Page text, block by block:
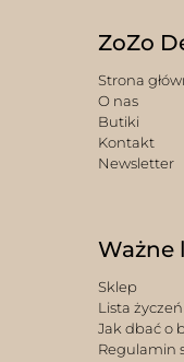
ZoZo
Strona
O nas
Butiki
Kontakt
Newsletter
Ważne
Sklep
Lista życzeń
Jak dbać o
Regulamin